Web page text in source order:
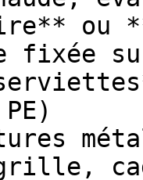
ou
fixée